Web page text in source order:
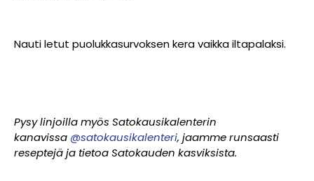
Nauti letut puolukkasurvoksen kera vaikka iltapalaksi.
Pysy linjoilla myös Satokausikalenterin
kanavissa @satokausikalenteri, jaamme runsaasti
reseptejä ja tietoa Satokauden kasviksista.